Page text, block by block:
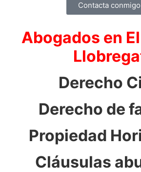
Contacta conmigo
Abogados en
Derecho
Derecho de
Propiedad
Cláusulas